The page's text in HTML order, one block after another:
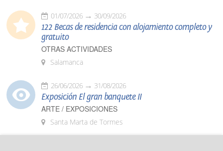
01/07/2026 30/09/2026
122 Becas de residencia con alojamiento completo y
gratuito
OTRAS ACTIVIDADES
Salamanca
26/06/2026 31/08/2026
Exposición El gran banquete II
ARTE / EXPOSICIONES
Santa Marta de Tormes